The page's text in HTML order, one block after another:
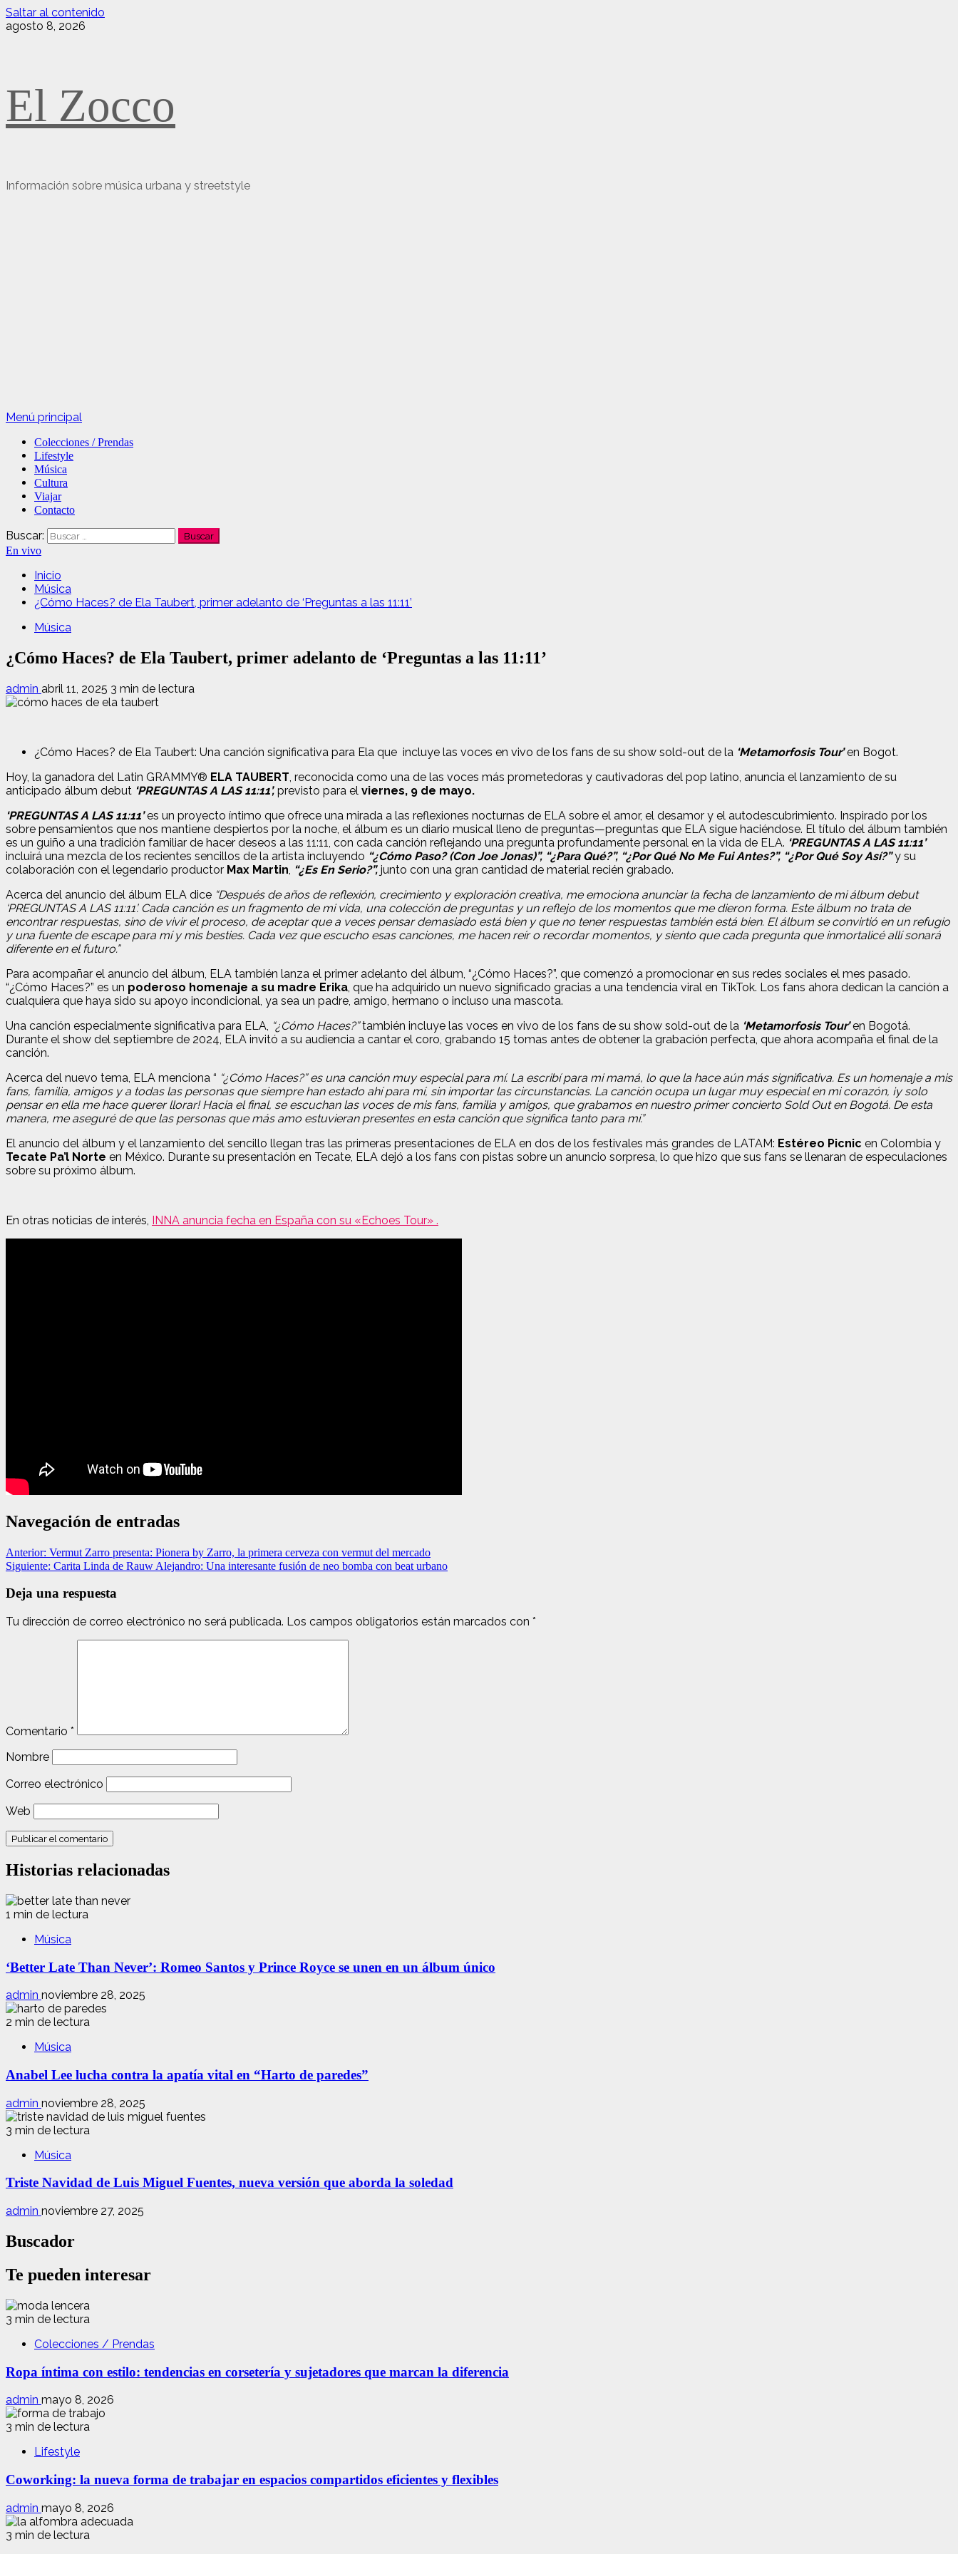
Saltar al contenido
agosto 8, 2026
El Zocco
Información sobre música urbana y streetstyle
Menú principal
Colecciones / Prendas
Lifestyle
Música
Cultura
Viajar
Contacto
Buscar:
En vivo
Inicio
Música
¿Cómo Haces? de Ela Taubert, primer adelanto de ‘Preguntas a las 11:11’
Música
¿Cómo Haces? de Ela Taubert, primer adelanto de ‘Preguntas a las 11:11’
admin abril 11, 2025 3 min de lectura
¿Cómo Haces? de Ela Taubert: Una canción significativa para Ela que incluye las voces en vivo de los fans de su show sold-out de la ‘Metamorfosis Tour’en Bogot.
Hoy, la ganadora del Latin GRAMMY® ELA TAUBERT, reconocida como una de las voces más prometedoras y cautivadoras del pop latino, anuncia el lanzamiento de su
anticipado álbum debut ‘PREGUNTAS A LAS 11:11’, previsto para el viernes, 9 de mayo.
‘PREGUNTAS A LAS 11:11’es un proyecto íntimo que ofrece una mirada a las reflexiones nocturnas de ELA sobre el amor, el desamor y el autodescubrimiento. Inspirado por los
sobre pensamientos que nos mantiene despiertos por la noche, el álbum es un diario musical lleno de preguntas—preguntas que ELA sigue haciéndose. El título del álbum también
es un guiño a una tradición familiar de hacer deseos a las 11:11, con cada canción reflejando una pregunta profundamente personal en la vida de ELA. ‘PREGUNTAS A LAS 11:11’
incluirá una mezcla de los recientes sencillos de la artista incluyendo “¿Cómo Paso? (Con Joe Jonas)”, “¿Para Qué?”, “¿Por Qué No Me Fui Antes?”, “¿Por Qué Soy Así?”y su
colaboración con el legendario productor Max Martin, “¿Es En Serio?”, junto con una gran cantidad de material recién grabado.
Acerca del anuncio del álbum ELA dice “Después de años de reflexión, crecimiento y exploración creativa, me emociona anunciar la fecha de lanzamiento de mi álbum debut
‘PREGUNTAS A LAS 11:11’. Cada canción es un fragmento de mi vida, una colección de preguntas y un reflejo de los momentos que me dieron forma. Este álbum no trata de
encontrar respuestas, sino de vivir el proceso, de aceptar que a veces pensar demasiado está bien y que no tener respuestas también está bien. El álbum se convirtió en un refugio
y una fuente de escape para mí y mis besties. Cada vez que escucho esas canciones, me hacen reír o recordar momentos, y siento que cada pregunta que inmortalicé allí sonará
diferente en el futuro.”
Para acompañar el anuncio del álbum, ELA también lanza el primer adelanto del álbum, “¿Cómo Haces?”, que comenzó a promocionar en sus redes sociales el mes pasado.
“¿Cómo Haces?” es un poderoso homenaje a su madre Erika, que ha adquirido un nuevo significado gracias a una tendencia viral en TikTok. Los fans ahora dedican la canción a
cualquiera que haya sido su apoyo incondicional, ya sea un padre, amigo, hermano o incluso una mascota.
Una canción especialmente significativa para ELA, “¿Cómo Haces?”también incluye las voces en vivo de los fans de su show sold-out de la ‘Metamorfosis Tour’en Bogotá.
Durante el show del septiembre de 2024, ELA invitó a su audiencia a cantar el coro, grabando 15 tomas antes de obtener la grabación perfecta, que ahora acompaña el final de la
canción.
Acerca del nuevo tema, ELA menciona “ “¿Cómo Haces?” es una canción muy especial para mí. La escribí para mi mamá, lo que la hace aún más significativa. Es un homenaje a mis
fans, familia, amigos y a todas las personas que siempre han estado ahí para mí, sin importar las circunstancias. La canción ocupa un lugar muy especial en mi corazón, ¡y solo
pensar en ella me hace querer llorar! Hacia el final, se escuchan las voces de mis fans, familia y amigos, que grabamos en nuestro primer concierto Sold Out en Bogotá. De esta
manera, me aseguré de que las personas que más amo estuvieran presentes en esta canción que significa tanto para mí.”
El anuncio del álbum y el lanzamiento del sencillo llegan tras las primeras presentaciones de ELA en dos de los festivales más grandes de LATAM: Estéreo Picnic en Colombia y
Tecate Pa’l Norte en México. Durante su presentación en Tecate, ELA dejó a los fans con pistas sobre un anuncio sorpresa, lo que hizo que sus fans se llenaran de especulaciones
sobre su próximo álbum.
En otras noticias de interés, INNA anuncia fecha en España con su «Echoes Tour» .
Navegación de entradas
Anterior: Vermut Zarro presenta: Pionera by Zarro, la primera cerveza con vermut del mercado
Siguiente: Carita Linda de Rauw Alejandro: Una interesante fusión de neo bomba con beat urbano
Deja una respuesta
Tu dirección de correo electrónico no será publicada. Los campos obligatorios están marcados con *
Comentario *
Nombre
Correo electrónico
Web
Historias relacionadas
1 min de lectura
Música
‘Better Late Than Never’: Romeo Santos y Prince Royce se unen en un álbum único
admin noviembre 28, 2025
2 min de lectura
Música
Anabel Lee lucha contra la apatía vital en “Harto de paredes”
admin noviembre 28, 2025
3 min de lectura
Música
Triste Navidad de Luis Miguel Fuentes, nueva versión que aborda la soledad
admin noviembre 27, 2025
Buscador
Te pueden interesar
3 min de lectura
Colecciones / Prendas
Ropa íntima con estilo: tendencias en corsetería y sujetadores que marcan la diferencia
admin mayo 8, 2026
3 min de lectura
Lifestyle
Coworking: la nueva forma de trabajar en espacios compartidos eficientes y flexibles
admin mayo 8, 2026
3 min de lectura